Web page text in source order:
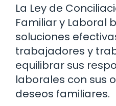
La Ley de
Familiar y Laboral
soluciones
trabajadores y
equilibrar sus
laborales con sus
deseos familiares.